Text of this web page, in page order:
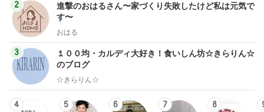
2
進撃のおはるさん〜家づくり失敗したけど私は元気で
す〜
おはる
3
１００均・カルディ大好き！食いしん坊☆きらりん☆
のブログ
☆きらりん☆
4 5 6 7 8